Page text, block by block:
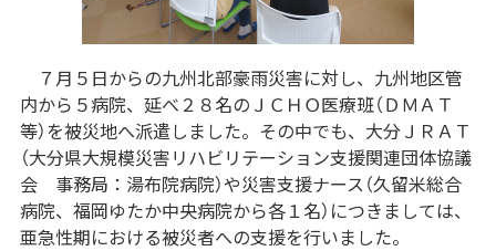
７月５日からの九州北部豪雨災害に対し、九州地区管
内から５病院、延べ２８名のＪＣＨＯ医療班（ＤＭＡＴ
等）を被災地へ派遣しました。その中でも、大分ＪＲＡＴ
（大分県大規模災害リハビリテーション支援関連団体協議
会 事務局：湯布院病院）や災害支援ナース（久留米総合
病院、福岡ゆたか中央病院から各１名）につきましては、
亜急性期における被災者への支援を行いました。